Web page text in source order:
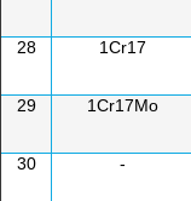
28 1Cr17
29 1Cr17Mo
30 -